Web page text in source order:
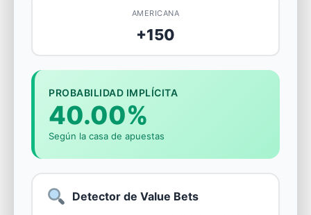
AMERICANA
+150
PROBABILIDAD IMPLÍCITA
40.00%
Según la casa de apuestas
Detector de Value Bets